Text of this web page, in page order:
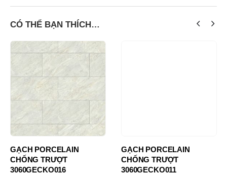
CÓ THỂ BẠN THÍCH…
GẠCH PORCELAIN
CHỐNG TRƯỢT
3060GECKO016
GẠCH PORCELAIN
CHỐNG TRƯỢT
3060GECKO011